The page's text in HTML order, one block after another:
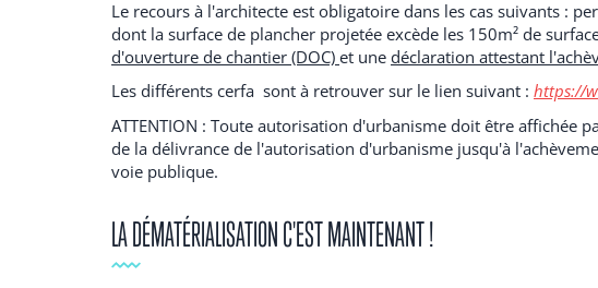
Le recours à l'architecte est obligatoire dans les cas suivants :
dont la surface de plancher projetée excède les 150m² de
d'ouverture de chantier (DOC) et une déclaration attestant
Les différents cerfa sont à retrouver sur le lien suivant : https://
ATTENTION : Toute autorisation d'urbanisme doit être affichée
de la délivrance de l'autorisation d'urbanisme jusqu'à
voie publique.
LA DÉMATÉRIALISATION C'EST MAINTENANT !